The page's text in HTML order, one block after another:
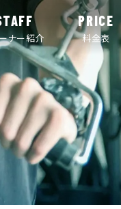
ナー紹介
PRICE
料金表